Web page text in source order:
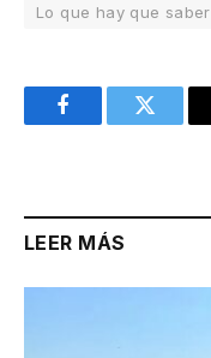
Lo que hay que saber
FacebookTwitter
LEER MÁS